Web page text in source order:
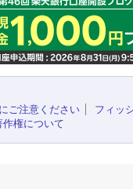
ご注意ください
フィッ
作権について